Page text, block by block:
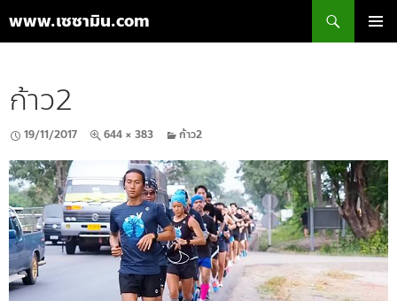
www.เซซามิน.com
เนื้อหา
ก้าว2
19/11/2017 644 × 383 ก้าว2